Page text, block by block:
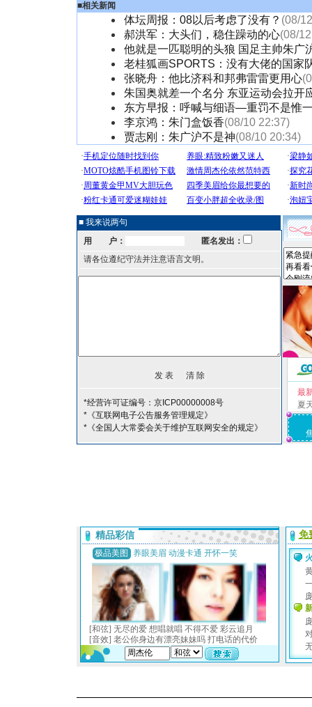
■相关新闻
体坛周报：08以后考虑了没有？ (08/
郝洪军：大头们，稳住躁动的心(08/
他就是一匹聪明的头狼 国足主帅朱广
老桂狐画SPORTS：没有大佬的国家
张晓舟：他比济科和邦弗雷雷更用心
朱国奥就差一个名分 东亚运动会拉开
东方早报：呼喊与细语—重罚不是惟
李京鸿：朱门盒饭香(08/10 22:37)
贾志刚：朱广沪不是神(08/10 20:34)
■ 我来说两句
用 户：
匿名发出：
请各位遵纪守法并注意语言文明。
*经营许可证编号：京ICP00000008号
*《互联网电子公告服务管理规定》
*《全国人大常委会关于维护互联网安全的规定》
最
夏